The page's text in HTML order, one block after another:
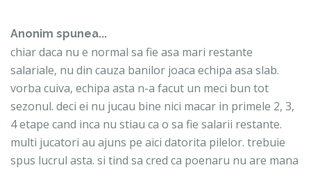
Anonim spunea...
chiar daca nu e normal sa fie asa mari restante
salariale, nu din cauza banilor joaca echipa asa slab.
vorba cuiva, echipa asta n-a facut un meci bun tot
sezonul. deci ei nu jucau bine nici macar in primele 2, 3,
4 etape cand inca nu stiau ca o sa fie salarii restante.
multi jucatori au ajuns pe aici datorita pilelor. trebuie
spus lucrul asta. si tind sa cred ca poenaru nu are mana